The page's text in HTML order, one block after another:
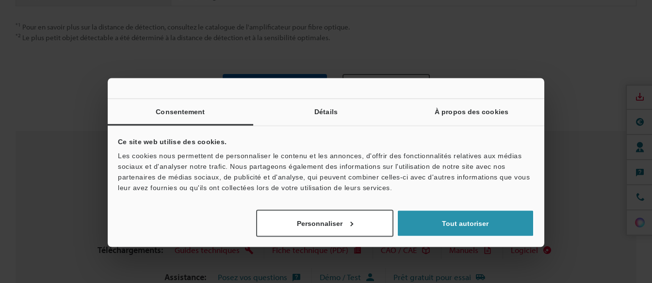
Consentement Détails À propos des cookies
Ce site web utilise des cookies.
Les cookies nous permettent de personnaliser le contenu et les annonces, d'offrir des fonctionnalités relatives aux médias
sociaux et d'analyser notre trafic. Nous partageons également des informations sur l'utilisation de notre site avec nos
partenaires de médias sociaux, de publicité et d'analyse, qui peuvent combiner celles-ci avec d'autres informations que vous
leur avez fournies ou qu'ils ont collectées lors de votre utilisation de leurs services.
Personnaliser Tout autoriser
*1 Pour en savoir plus sur la distance de détection, consultez le catalogue de l'amplificateur pour fibre optique.
*2 Le plus petit objet détectable a été déterminé à la distance de détection et à la sensibilité optimales.
Télécharger le catalogue
Téléchargements: Guides techniques Fiche technique (PDF) CAO / CAE Manuels Logiciel
Assistance: Posez vos questions Démo / Test Prêt gratuit pour essai